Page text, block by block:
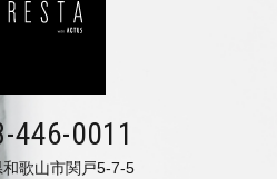
446-0011
歌山市関戸5-7-5